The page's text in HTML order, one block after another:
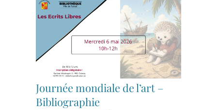
Journée mondiale de l’art –
Bibliographie